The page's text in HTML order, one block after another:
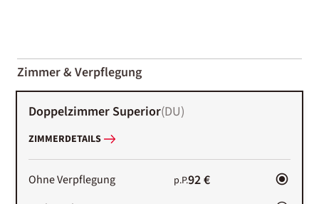
01-02
Zimmer & Verpflegung
Doppelzimmer Superior(DU)
ZIMMERDETAILS
Ohne Verpflegung p.P.92 €